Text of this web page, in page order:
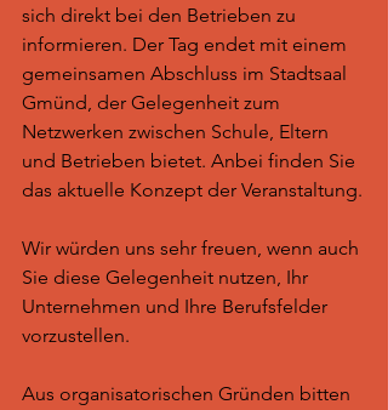
sich direkt bei den Betrieben zu
informieren. Der Tag endet mit einem
gemeinsamen Abschluss im Stadtsaal
Gmünd, der Gelegenheit zum
Netzwerken zwischen Schule, Eltern
und Betrieben bietet. Anbei finden Sie
das aktuelle Konzept der Veranstaltung.
Wir würden uns sehr freuen, wenn auch
Sie diese Gelegenheit nutzen, Ihr
Unternehmen und Ihre Berufsfelder
vorzustellen.
Aus organisatorischen Gründen bitten